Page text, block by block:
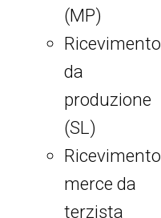
(MP)
Ricevimento
da
produzione
(SL)
Ricevimento
merce da
terzista